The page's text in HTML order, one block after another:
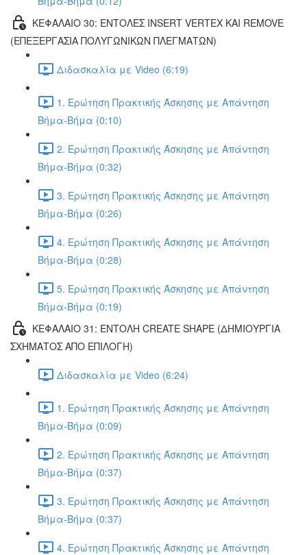
ΚΕΦΑΛΑΙΟ 30: ΕΝΤΟΛΕΣ INSERT VERTEX ΚΑΙ REMOVE
(ΕΠΕΞΕΡΓΑΣΙΑ ΠΟΛΥΓΩΝΙΚΩΝ ΠΛΕΓΜΑΤΩΝ)
Διδασκαλία με Video (6:19)
1. Ερώτηση Πρακτικής Άσκησης με Απάντηση
Βήμα-Βήμα (0:10)
2. Ερώτηση Πρακτικής Άσκησης με Απάντηση
Βήμα-Βήμα (0:32)
3. Ερώτηση Πρακτικής Άσκησης με Απάντηση
Βήμα-Βήμα (0:26)
4. Ερώτηση Πρακτικής Άσκησης με Απάντηση
Βήμα-Βήμα (0:28)
5. Ερώτηση Πρακτικής Άσκησης με Απάντηση
Βήμα-Βήμα (0:19)
ΚΕΦΑΛΑΙΟ 31: ΕΝΤΟΛΗ CREATE SHAPE (ΔΗΜΙΟΥΡΓΙΑ
ΣΧΗΜΑΤΟΣ ΑΠΟ ΕΠΙΛΟΓΗ)
Διδασκαλία με Video (6:24)
1. Ερώτηση Πρακτικής Άσκησης με Απάντηση
Βήμα-Βήμα (0:09)
2. Ερώτηση Πρακτικής Άσκησης με Απάντηση
Βήμα-Βήμα (0:37)
3. Ερώτηση Πρακτικής Άσκησης με Απάντηση
Βήμα-Βήμα (0:37)
4. Ερώτηση Πρακτικής Άσκησης με Απάντηση